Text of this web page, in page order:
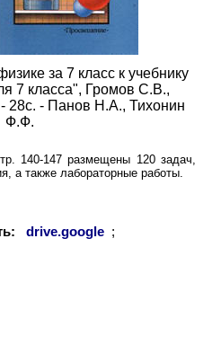
за 7 класс к учебнику
7 класса", Громов С.В.,
28с. - Панов Н.А., Тихонин
Ф.Ф.
140-147 размещены 120 задач,
а также лабораторные работы.
drive.google ;